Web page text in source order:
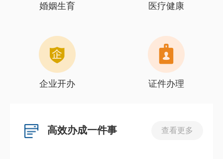
婚姻生育 医疗健康
企业开办 证件办理
高效办成一件事 查看更多